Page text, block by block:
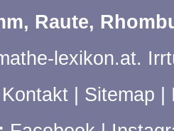
Raute,
lexikon.at.
Kontakt Sitemap